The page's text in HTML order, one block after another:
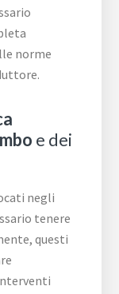
norme
e dei
negli
tenere
questi